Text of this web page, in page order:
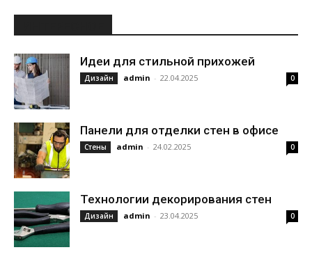
Идеи для стильной прихожей
Дизайн admin - 22.04.2025 0
Панели для отделки стен в офисе
Стены admin - 24.02.2025 0
Технологии декорирования стен
Дизайн admin - 23.04.2025 0